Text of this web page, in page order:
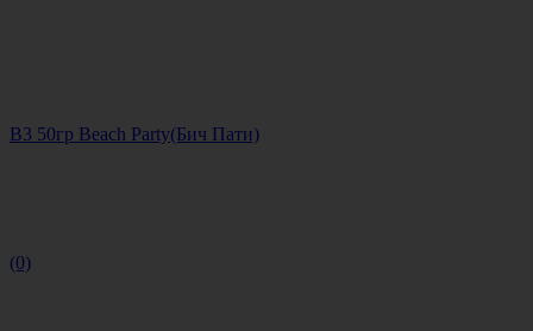
B3 50гр Beach Party(Бич Пати)
(0)